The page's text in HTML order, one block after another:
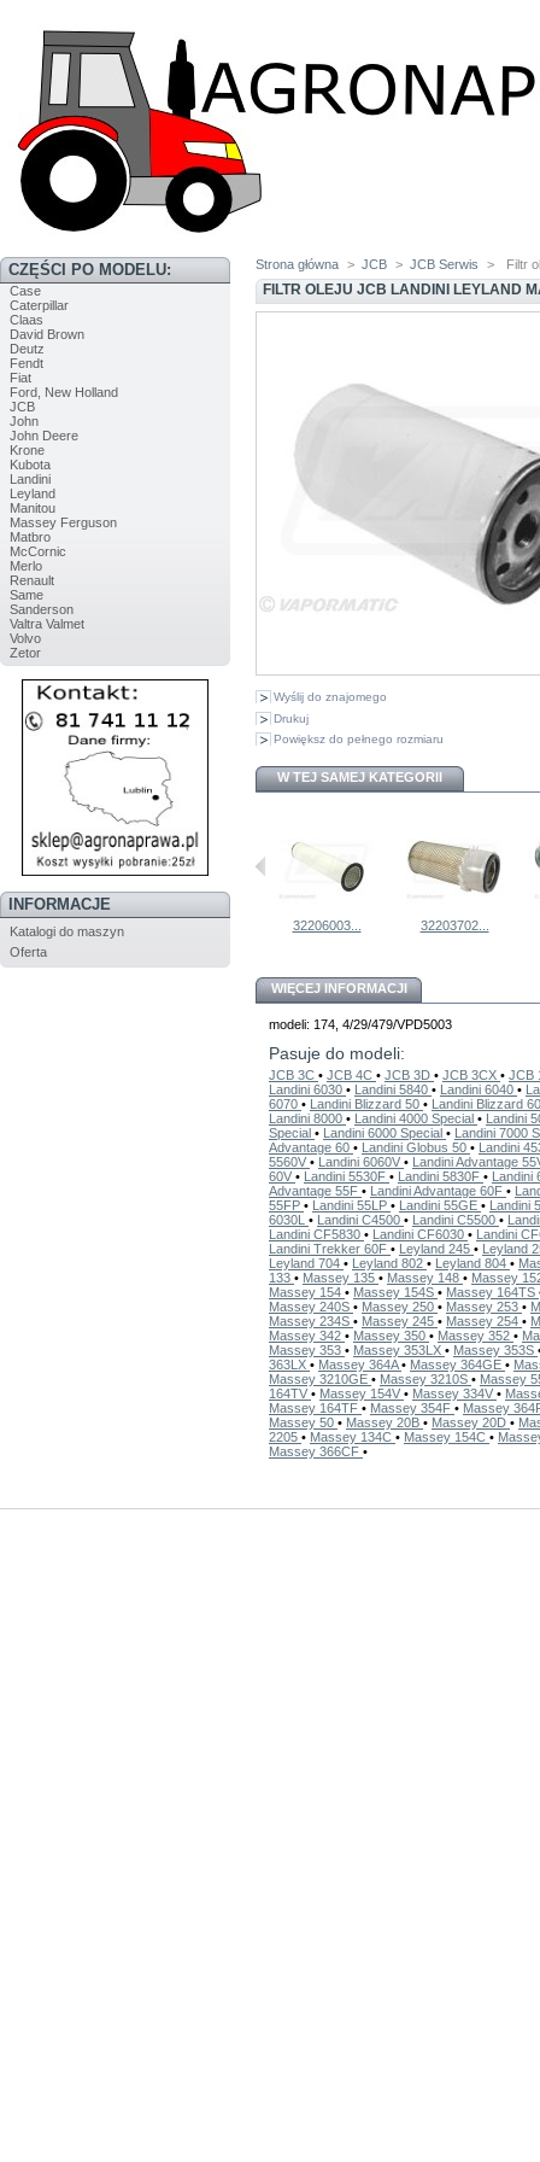
CZĘŚCI PO MODELU:
Case
Caterpillar
Claas
David Brown
Deutz
Fendt
Fiat
Ford, New Holland
JCB
John
John Deere
Krone
Kubota
Landini
Leyland
Manitou
Massey Ferguson
Matbro
McCornic
Merlo
Renault
Same
Sanderson
Valtra Valmet
Volvo
Zetor
INFORMACJE
Katalogi do maszyn
Oferta
Strona główna > JCB > JCB Serwis > Filtr
FILTR OLEJU JCB LANDINI LEYLAND
Wyślij do znajomego
Drukuj
Powiększ do pełnego rozmiaru
W TEJ SAMEJ KATEGORII
Nakręcany... 32206003... 32203702...
WIĘCEJ INFORMACJI
modeli: 174, 4/29/479/VPD5003
Pasuje do modeli:
JCB 3C • JCB 4C • JCB 3D • JCB 3CX • JCB
Landini 6030 • Landini 5840 • Landini 6040 •
6070 • Landini Blizzard 50 •
Landini Blizzard
Landini 8000 • Landini 4000 Special •
Landini
Special • Landini 6000 Special •
Landini 7000
Advantage 60 • Landini Globus 50 •
Landini
5560V • Landini 6060V •
Landini Advantage
60V • Landini 5530F • Landini 5830F •
Advantage 55F • Landini Advantage 60F •
55FP • Landini 55LP • Landini 55GE •
Landini
6030L • Landini C4500 • Landini C5500 •
Landini CF5830 • Landini CF6030 •
Landini
Landini Trekker 60F • Leyland 245 •
Leyland
Leyland 704 • Leyland 802 • Leyland 804 •
133 • Massey 135 • Massey 148 • Massey
Massey 154 • Massey 154S • Massey 164TS
Massey 240S • Massey 250 • Massey 253 •
Massey 234S • Massey 245 • Massey 254 •
Massey 342 • Massey 350 • Massey 352 •
Massey 353 • Massey 353LX • Massey 353S
363LX • Massey 364A• Massey 364GE •
Massey 3210GE • Massey 3210S • Massey
164TV • Massey 154V • Massey 334V •
Massey 164TF • Massey 354F • Massey
Massey 50 • Massey 20B • Massey 20D •
2205 • Massey 134C • Massey 154C •
Massey 366CF •